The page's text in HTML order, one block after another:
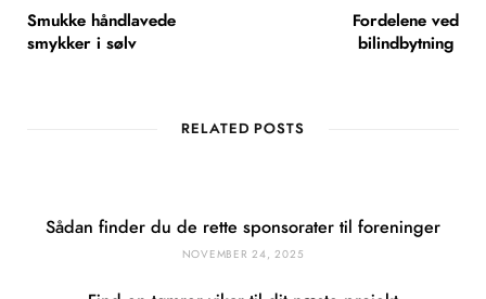
Smukke håndlavede
smykker i sølv
Fordelene ved
bilindbytning
RELATED POSTS
Sådan finder du de rette sponsorater til foreninger
NOVEMBER 24, 2025